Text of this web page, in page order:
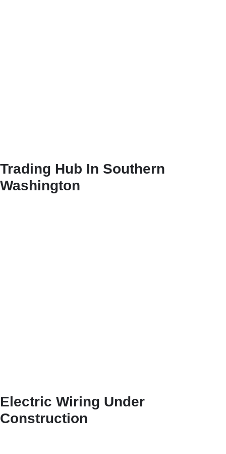
Trading Hub In Southern
Washington
Electric Wiring Under
Construction